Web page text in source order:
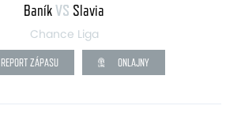
BaníkVS Slavia
Chance Liga
REPORT ZÁPASU ONLAJNY